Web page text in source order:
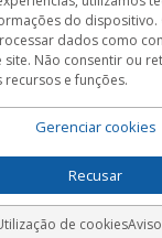
Sex. 9:00h -
em
do dispositivo.
dados como
Não consentir ou
e funções.
Gerenciar cookies
Recusar
de cookies